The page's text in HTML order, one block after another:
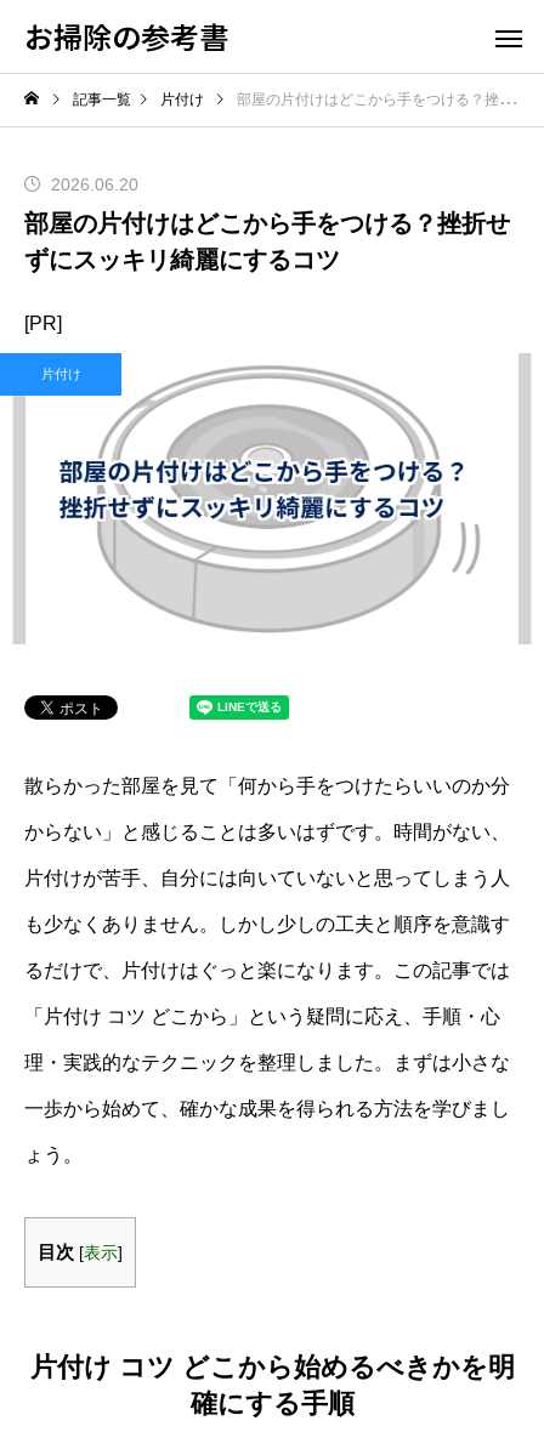
お掃除の参考書
記事一覧 片付け 部屋の片付けはどこから手をつける？挫折せずにスッキリ綺麗にするコツ
2026.06.20
部屋の片付けはどこから手をつける？挫折せ
ずにスッキリ綺麗にするコツ
[PR]
片付け
散らかった部屋を見て「何から手をつけたらいいのか分
からない」と感じることは多いはずです。時間がない、
片付けが苦手、自分には向いていないと思ってしまう人
も少なくありません。しかし少しの工夫と順序を意識す
るだけで、片付けはぐっと楽になります。この記事では
「片付け コツ どこから」という疑問に応え、手順・心
理・実践的なテクニックを整理しました。まずは小さな
一歩から始めて、確かな成果を得られる方法を学びまし
ょう。
目次 [表示]
片付け コツ どこから始めるべきかを明
確にする手順